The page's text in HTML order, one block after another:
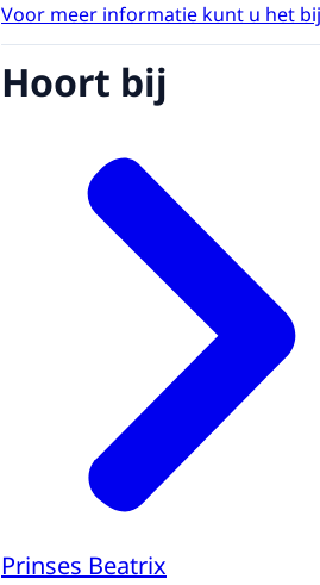
Voor meer informatie kunt u het
Hoort bij
Prinses Beatrix